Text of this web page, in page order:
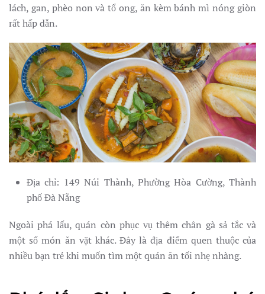
lách, gan, phèo non và tổ ong, ăn kèm bánh mì nóng giòn
rất hấp dẫn.
Địa chỉ: 149 Núi Thành, Phường Hòa Cường, Thành
phố Đà Nẵng
Ngoài phá lấu, quán còn phục vụ thêm chân gà sả tắc và
một số món ăn vặt khác. Đây là địa điểm quen thuộc của
nhiều bạn trẻ khi muốn tìm một quán ăn tối nhẹ nhàng.